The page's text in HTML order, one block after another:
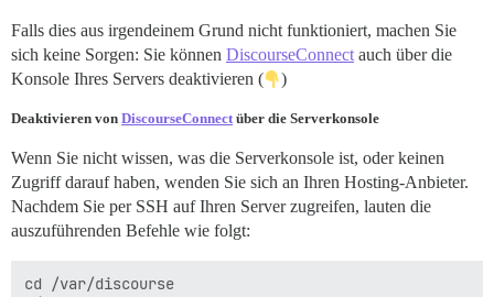
Falls dies aus irgendeinem Grund nicht funktioniert, machen Sie
sich keine Sorgen: Sie können DiscourseConnect auch über die
Konsole Ihres Servers deaktivieren (
)
Deaktivieren von DiscourseConnectüber die Serverkonsole
Wenn Sie nicht wissen, was die Serverkonsole ist, oder keinen
Zugriff darauf haben, wenden Sie sich an Ihren Hosting-Anbieter.
Nachdem Sie per SSH auf Ihren Server zugreifen, lauten die
auszuführenden Befehle wie folgt:
cd /var/discourse